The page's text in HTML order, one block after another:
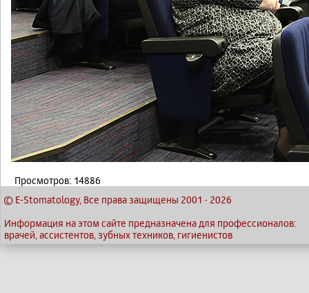
Просмотров: 14886
© E-Stomatology, Все права защищены 2001 - 2026
Информация на этом сайте предназначена для профессионалов:
врачей, ассистентов, зубных техников, гигиенистов